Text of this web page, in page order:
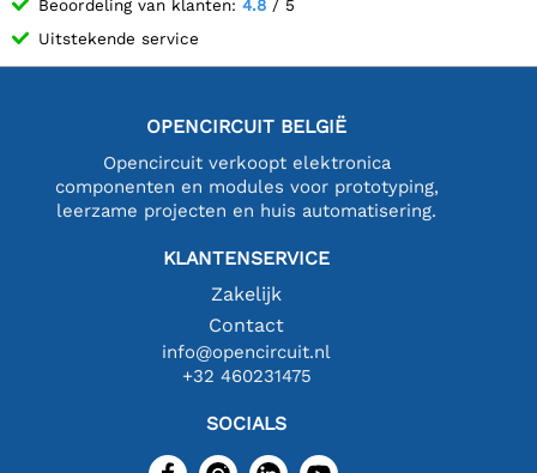
Beoordeling van klanten: 4.8 / 5
Uitstekende service
OPENCIRCUIT BELGIË
Opencircuit verkoopt elektronica
componenten en modules voor prototyping,
leerzame projecten en huis automatisering.
KLANTENSERVICE
Zakelijk
Contact
info@opencircuit.nl
+32 460231475
SOCIALS